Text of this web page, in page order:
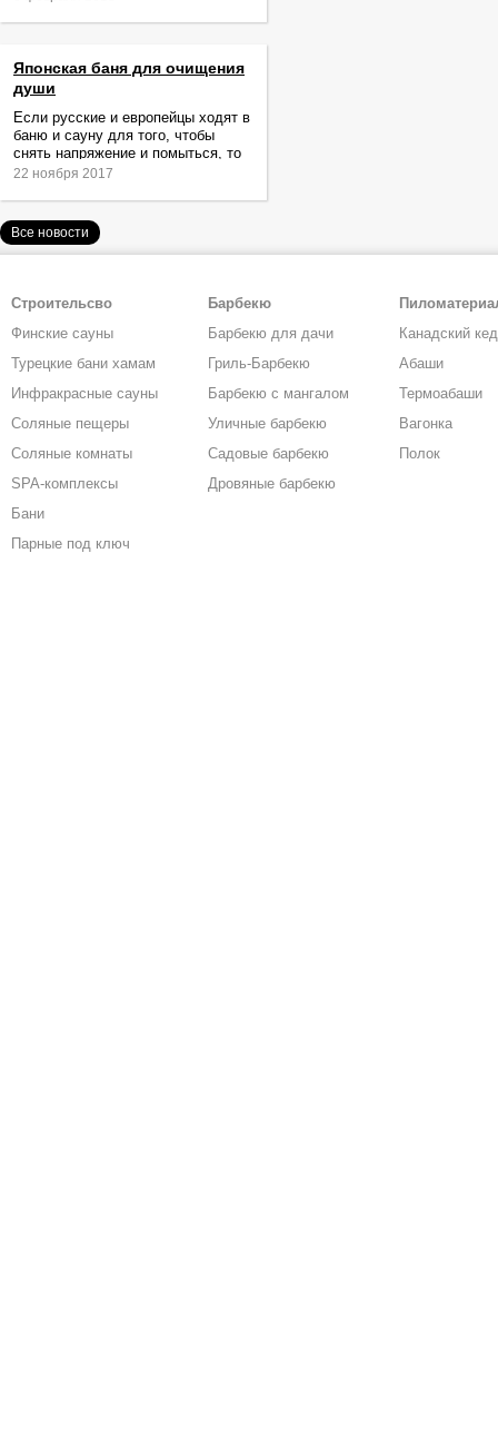
Японская баня для очищения
души
Если русские и европейцы ходят в
баню и сауну для того, чтобы
снять напряжение и помыться, то
жители Японии идут туда за
22 ноября 2017
Все новости
Строительсво
Финские сауны
Турецкие бани хамам
Инфракрасные сауны
Соляные пещеры
Соляные комнаты
SPA-комплексы
Бани
Парные под ключ
Барбекю
Барбекю для дачи
Гриль-Барбекю
Барбекю с мангалом
Уличные барбекю
Садовые барбекю
Дровяные барбекю
Канадский
Абаши
Термоабаши
Вагонка
Полок